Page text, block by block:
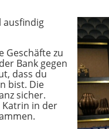
ausfindig
Geschäfte zu
Bank gegen
dass du
bist. Die
sicher.
Katrin in der